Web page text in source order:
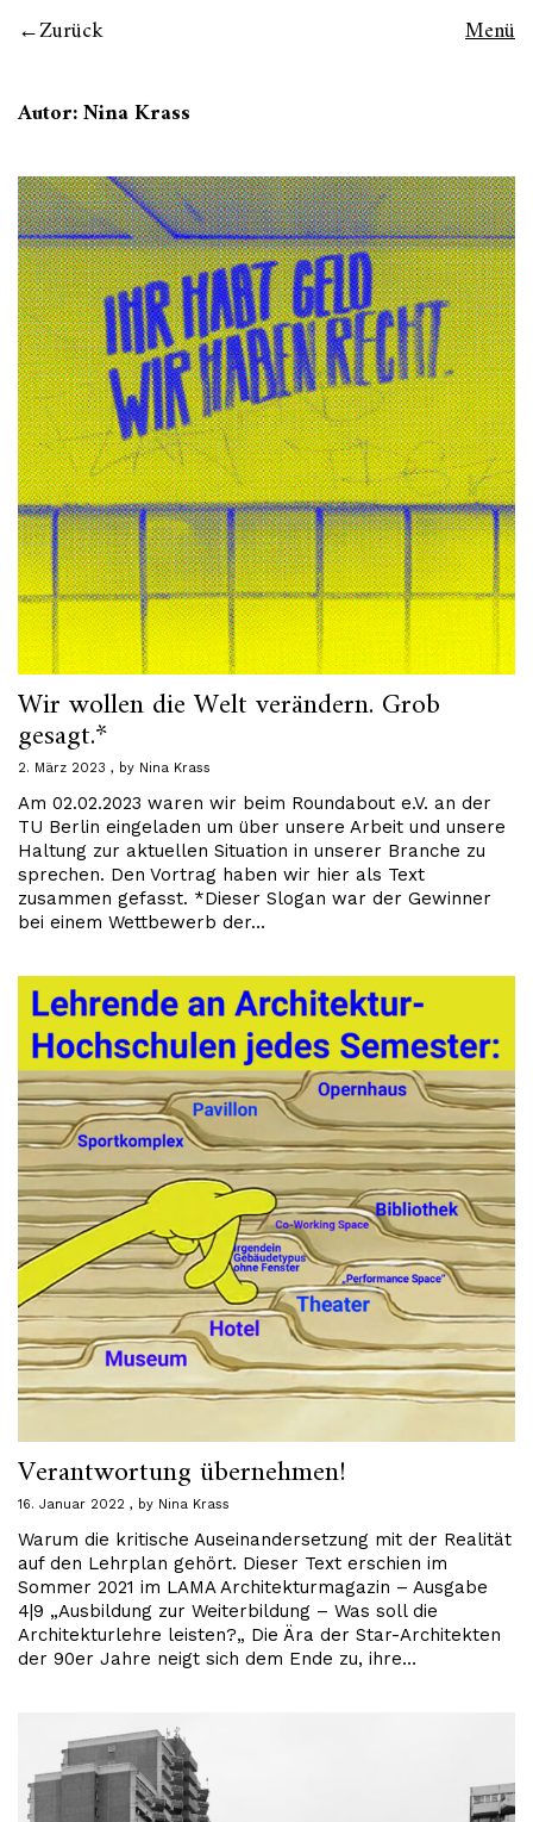
Zurück Menü
Autor:Nina Krass
Wir wollen die Welt verändern. Grob
gesagt.*
2. März 2023 by Nina Krass
Am 02.02.2023 waren wir beim Roundabout e.V. an der
TU Berlin eingeladen um über unsere Arbeit und unsere
Haltung zur aktuellen Situation in unserer Branche zu
sprechen. Den Vortrag haben wir hier als Text
zusammen gefasst. *Dieser Slogan war der Gewinner
bei einem Wettbewerb der…
Verantwortung übernehmen!
16. Januar 2022 by Nina Krass
Warum die kritische Auseinandersetzung mit der Realität
auf den Lehrplan gehört. Dieser Text erschien im
Sommer 2021 im LAMA Architekturmagazin – Ausgabe
4|9 „Ausbildung zur Weiterbildung – Was soll die
Architekturlehre leisten?„ Die Ära der Star-Architekten
der 90er Jahre neigt sich dem Ende zu, ihre…